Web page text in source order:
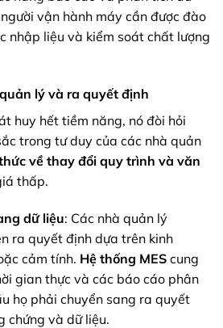
vận hành máy cần được đào
nhập liệu và kiểm soát chất lượng
lý và ra quyết định
huy hết tiềm năng, nó đòi hỏi
trong tư duy của các nhà quản
về thay đổi quy trình và văn
thấp.
dữ liệu: Các nhà quản lý
ra quyết định dựa trên kinh
cảm tính. Hệ thống MEScung
gian thực và các báo cáo phân
họ phải chuyển sang ra quyết
chứng và dữ liệu.